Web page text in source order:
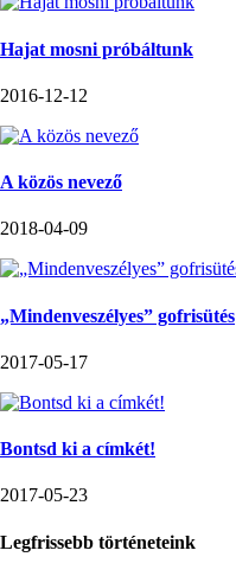
Hajat mosni próbáltunk
2016-12-12
A közös nevező
2018-04-09
„Mindenveszélyes” gofrisütés
2017-05-17
Bontsd ki a címkét!
2017-05-23
Legfrissebb történeteink